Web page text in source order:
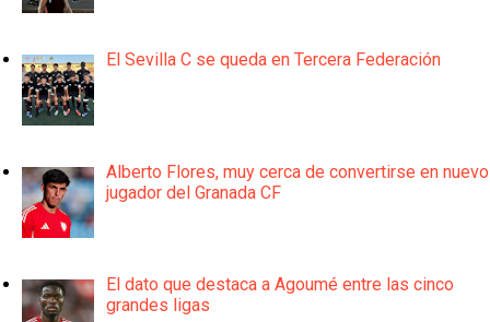
El Sevilla C se queda en Tercera Federación
Alberto Flores, muy cerca de convertirse en nuevo
jugador del Granada CF
El dato que destaca a Agoumé entre las cinco
grandes ligas